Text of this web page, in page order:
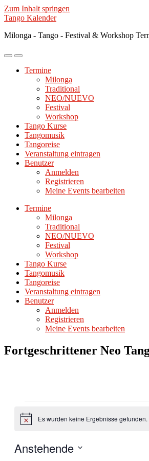
Zum Inhalt springen
Tango Kalender
Milonga - Tango - Festival & Workshop
Mobile-
ein-/ausblenden
Suchfeld
ein-/ausblenden
Termine
Milonga
Traditional
NEO/NUEVO
Festival
Workshop
Tango Kurse
Tangomusik
Tangoreise
Veranstaltung eintragen
Benutzer
Anmelden
Registrieren
Meine Events bearbeiten
Termine
Milonga
Traditional
NEO/NUEVO
Festival
Workshop
Tango Kurse
Tangomusik
Tangoreise
Veranstaltung eintragen
Benutzer
Anmelden
Registrieren
Meine Events bearbeiten
Fortgeschrittener Neo
HinweisEs wurden keine Ergebnisse gefunden.
Anstehende